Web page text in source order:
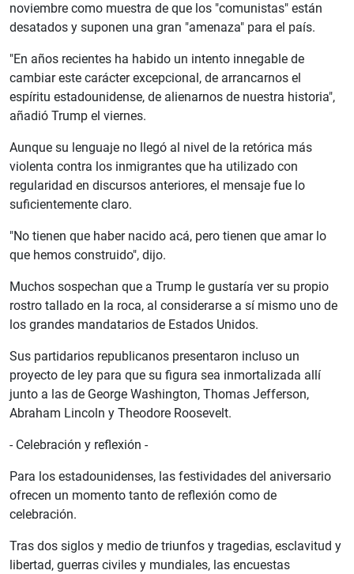
noviembre como muestra de que los "comunistas" están
desatados y suponen una gran "amenaza" para el país.
"En años recientes ha habido un intento innegable de
cambiar este carácter excepcional, de arrancarnos el
espíritu estadounidense, de alienarnos de nuestra historia",
añadió Trump el viernes.
Aunque su lenguaje no llegó al nivel de la retórica más
violenta contra los inmigrantes que ha utilizado con
regularidad en discursos anteriores, el mensaje fue lo
suficientemente claro.
"No tienen que haber nacido acá, pero tienen que amar lo
que hemos construido", dijo.
Muchos sospechan que a Trump le gustaría ver su propio
rostro tallado en la roca, al considerarse a sí mismo uno de
los grandes mandatarios de Estados Unidos.
Sus partidarios republicanos presentaron incluso un
proyecto de ley para que su figura sea inmortalizada allí
junto a las de George Washington, Thomas Jefferson,
Abraham Lincoln y Theodore Roosevelt.
- Celebración y reflexión -
Para los estadounidenses, las festividades del aniversario
ofrecen un momento tanto de reflexión como de
celebración.
Tras dos siglos y medio de triunfos y tragedias, esclavitud y
libertad, guerras civiles y mundiales, las encuestas